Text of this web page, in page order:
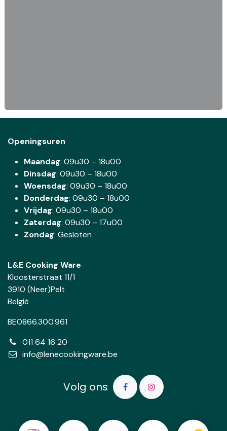
Openingsuren
Maandag: 09u30 – 18u00
Dinsdag: 09u30 – 18u00
Woensdag: 09u30 – 18u00
Donderdag: 09u30 – 18u00
Vrijdag: 09u30 – 18u00
Zaterdag: 09u30 – 17u00
Zondag: Gesloten
L&E Cooking Ware
Kloosterstraat 11/1
3910 (Neer)Pelt
België
BE0866.300.961
011 64 16 20
info@lenecookingware.be
Volg ons